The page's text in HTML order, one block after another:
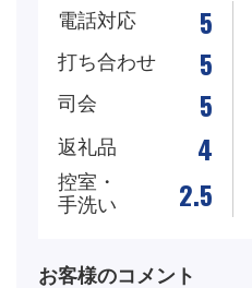
電話対応 5
打ち合わせ 5
司会 5
返礼品 4
控室・
手洗い
2.5
お客様のコメント